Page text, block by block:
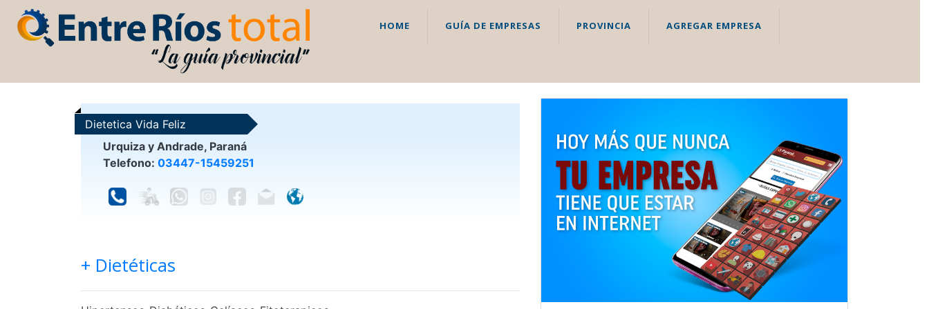
HOME GUÍA DE EMPRESAS PROVINCIA AGREGAR EMPRESA
Dietetica Vida Feliz
Urquiza y Andrade, Paraná
Telefono: 03447-15459251
+ Dietéticas